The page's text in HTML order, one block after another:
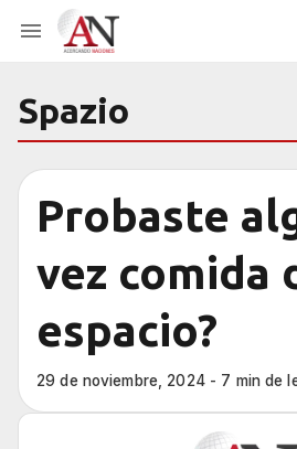
Spazio
Probaste
vez comida
espacio?
29 de noviembre, 2024 - 7 min de